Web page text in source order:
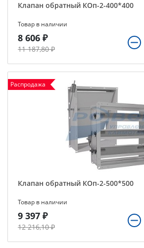
Клапан обратный КОп-2-400*400
Товар в наличии
8 606 ₽
11 187,80 ₽
Распродажа
Клапан обратный КОп-2-500*500
Товар в наличии
9 397 ₽
12 216,10 ₽